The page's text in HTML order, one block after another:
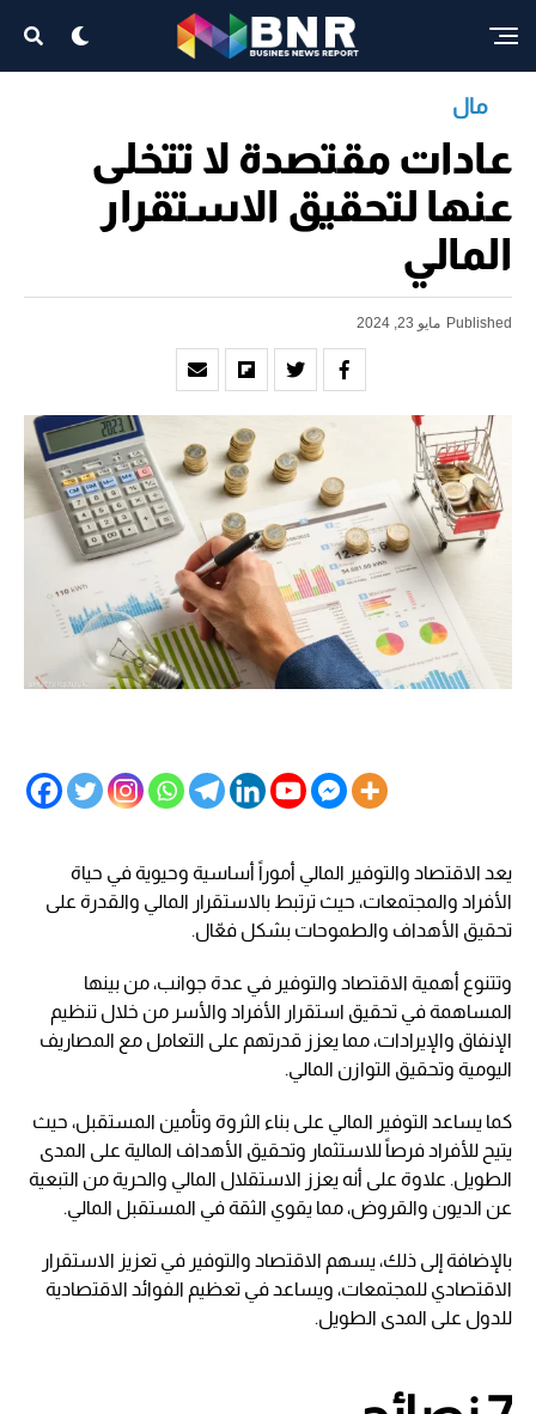
مال
عادات مقتصدة لا تتخلى
عنها لتحقيق الاستقرار
المالي
Published مايو 23, 2024
يعد الاقتصاد والتوفير المالي أموراً أساسية وحيوية في حياة
الأفراد والمجتمعات، حيث ترتبط بالاستقرار المالي والقدرة على
تحقيق الأهداف والطموحات بشكل فعّال.
وتتنوع أهمية الاقتصاد والتوفير في عدة جوانب، من بينها
المساهمة في تحقيق استقرار الأفراد والأسر من خلال تنظيم
الإنفاق والإيرادات، مما يعزز قدرتهم على التعامل مع المصاريف
اليومية وتحقيق التوازن المالي.
كما يساعد التوفير المالي على بناء الثروة وتأمين المستقبل، حيث
يتيح للأفراد فرصاً للاستثمار وتحقيق الأهداف المالية على المدى
الطويل. علاوة على أنه يعزز الاستقلال المالي والحرية من التبعية
عن الديون والقروض، مما يقوي الثقة في المستقبل المالي.
بالإضافة إلى ذلك، يسهم الاقتصاد والتوفير في تعزيز الاستقرار
الاقتصادي للمجتمعات، ويساعد في تعظيم الفوائد الاقتصادية
للدول على المدى الطويل.